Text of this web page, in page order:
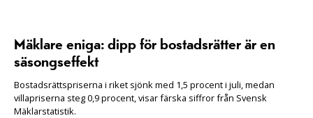
Mäklare eniga: dipp för bostadsrätter är en
säsongseffekt
Bostadsrättspriserna i riket sjönk med 1,5 procent i juli, medan
villapriserna steg 0,9 procent, visar färska siffror från Svensk
Mäklarstatistik.